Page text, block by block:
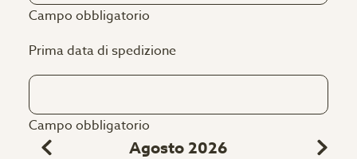
Campo obbligatorio
Prima data di spedizione
Campo obbligatorio
Agosto 2026